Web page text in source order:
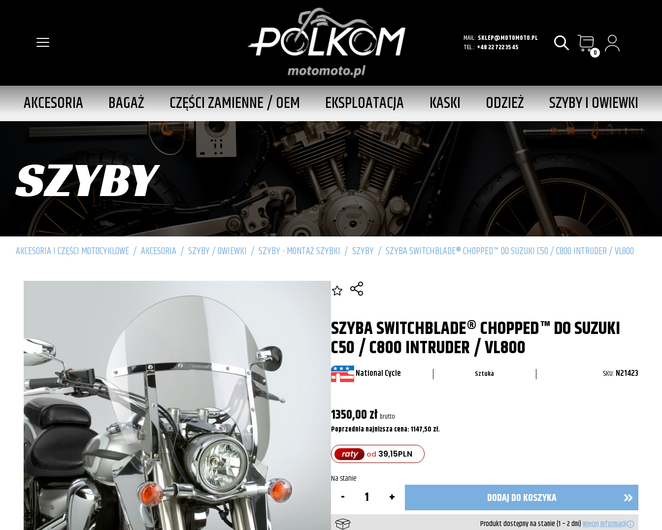
MAIL: SKLEP@MOTOMOTO.PL
TEL.: +48 22 722 35 45 0
AKCESORIA BAGAŻ CZĘŚCI ZAMIENNE / OEM EKSPLOATACJA KASKI ODZIEŻ SZYBY I OWIEWKI
SZYBY
AKCESORIA I CZĘŚCI MOTOCYKLOWE / AKCESORIA / SZYBY / OWIEWKI / SZYBY - MONTAŻ SZYBKI / SZYBY / SZYBA SWITCHBLADE® CHOPPED™ DO SUZUKI C50 / C800 INTRUDER / VL800
SZYBA SWITCHBLADE® CHOPPED™ DO SUZUKI
C50 / C800 INTRUDER / VL800
National Cycle Sztuka SKU: N21423
1350,00zł brutto
Poprzednia najniższa cena:1147,50 zł.
raty od 39,15PLN
Na stanie
Szyba
SwitchBlade®
Chopped™
DODAJ DO KOSZYKA
Produkt dostępny na stanie (1 – 2 dni)Więcej informacji